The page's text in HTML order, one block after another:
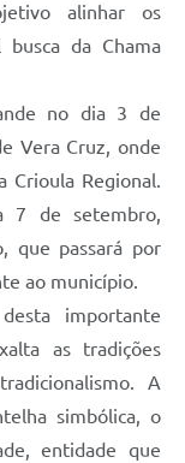
alinhar os
da Chama
no dia 3 de
Vera Cruz, onde
Crioula Regional.
7 de setembro,
que passará por
ao município.
importante
as tradições
A
simbólica, o
entidade que